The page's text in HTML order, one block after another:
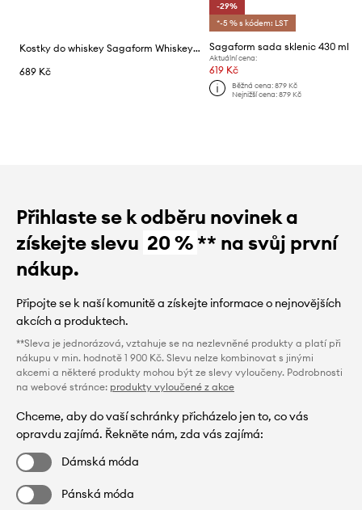
Kostky do whiskey Sagaform Whiskeystenar 2 x 2 cm 9-pack
689 Kč
-29%
*-5 % s kódem: LST
Sagaform sada sklenic 430 ml
Aktuální cena:
619 Kč
Běžná cena: 879 Kč
Nejnižší cena: 879 Kč
Přihlaste se k odběru novinek a
získejte slevu 20 %** na svůj první
nákup.
Připojte se k naší komunitě a získejte informace o nejnovějších
akcích a produktech.
**Sleva je jednorázová, vztahuje se na nezlevněné produkty a platí při
nákupu v min. hodnotě 1 900 Kč. Slevu nelze kombinovat s jinými
akcemi a některé produkty mohou být ze slevy vyloučeny. Podrobnosti
na webové stránce: produkty vyloučené z akce
Chceme, aby do vaší schránky přicházelo jen to, co vás
opravdu zajímá. Řekněte nám, zda vás zajímá:
Dámská móda
Pánská móda